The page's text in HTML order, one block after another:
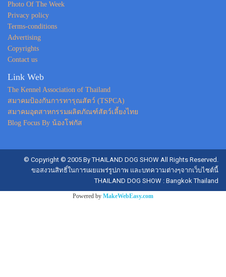
Photo Of The Week
Privacy policy
Terms-conditions
Advertising
Copyrights
Contact us
Link Web
The Kennel Association of Thailand
สมาคมป้องกันการทารุณสัตว์ (TSPCA)
สมาคมอุตสาหกรรมผลิตภัณฑ์สัตว์เลี้ยงไทย
Blog Focus By น้องโฟกัส
© Copyright © 2005 By THAILAND DOG SHOW All Rights Reserved.
ขอสงวนสิทธิ์ในการเผยแพร่รูปภาพ และบทความต่างๆจากเว็บไซต์นี้
THAILAND DOG SHOW : Bangkok Thailand
Powered by MakeWebEasy.com